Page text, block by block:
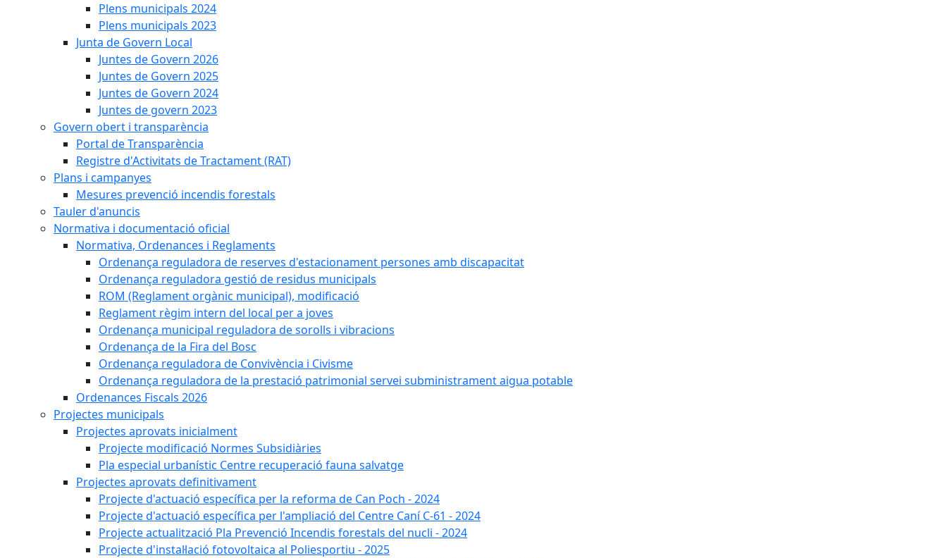
Plens municipals 2024
Plens municipals 2023
Junta de Govern Local
Juntes de Govern 2026
Juntes de Govern 2025
Juntes de Govern 2024
Juntes de govern 2023
Govern obert i transparència
Portal de Transparència
Registre d'Activitats de Tractament (RAT)
Plans i campanyes
Mesures prevenció incendis forestals
Tauler d'anuncis
Normativa i documentació oficial
Normativa, Ordenances i Reglaments
Ordenança reguladora de reserves d'estacionament persones amb discapacitat
Ordenança reguladora gestió de residus municipals
ROM (Reglament orgànic municipal), modificació
Reglament règim intern del local per a joves
Ordenança municipal reguladora de sorolls i vibracions
Ordenança de la Fira del Bosc
Ordenança reguladora de Convivència i Civisme
Ordenança reguladora de la prestació patrimonial servei subministrament aigua potable
Ordenances Fiscals 2026
Projectes municipals
Projectes aprovats inicialment
Projecte modificació Normes Subsidiàries
Pla especial urbanístic Centre recuperació fauna salvatge
Projectes aprovats definitivament
Projecte d'actuació específica per la reforma de Can Poch - 2024
Projecte d'actuació específica per l'ampliació del Centre Caní C-61 - 2024
Projecte actualització Pla Prevenció Incendis forestals del nucli - 2024
Projecte d'instal·lació fotovoltaica al Poliesportiu - 2025